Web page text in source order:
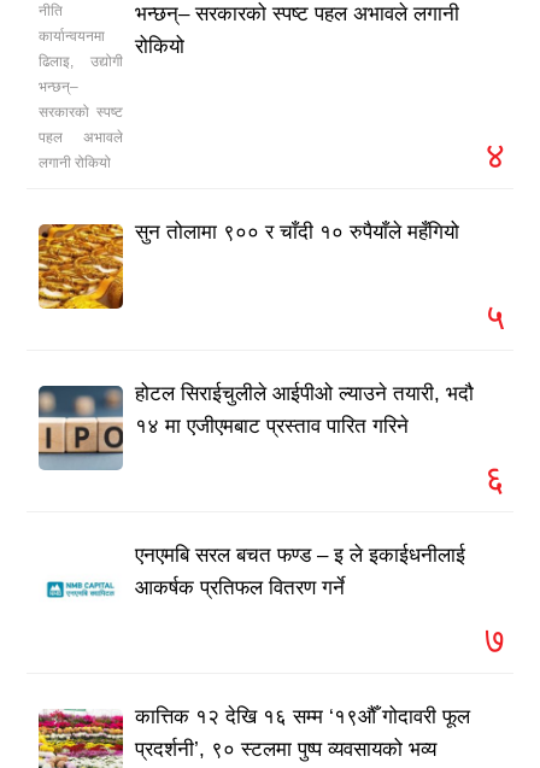
भन्छन्– सरकारको स्पष्ट पहल अभावले लगानी
रोकियो
४
सुन तोलामा ९०० र चाँदी १० रुपैयाँले महँगियो
५
होटल सिराईचुलीले आईपीओ ल्याउने तयारी, भदौ
१४ मा एजीएमबाट प्रस्ताव पारित गरिने
६
एनएमबि सरल बचत फण्ड – इ ले इकाईधनीलाई
आकर्षक प्रतिफल वितरण गर्ने
७
कात्तिक १२ देखि १६ सम्म ‘१९औँ गोदावरी फूल
प्रदर्शनी’, ९० स्टलमा पुष्प व्यवसायको भव्य